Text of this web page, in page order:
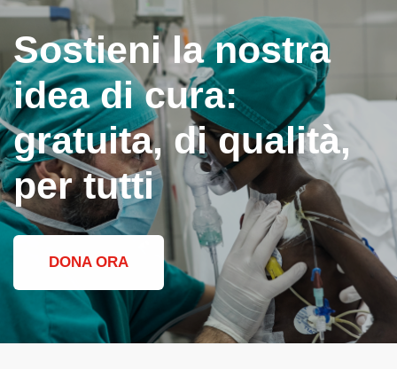
Sostieni la nostra
idea di cura:
gratuita, di qualità,
per tutti
DONA ORA